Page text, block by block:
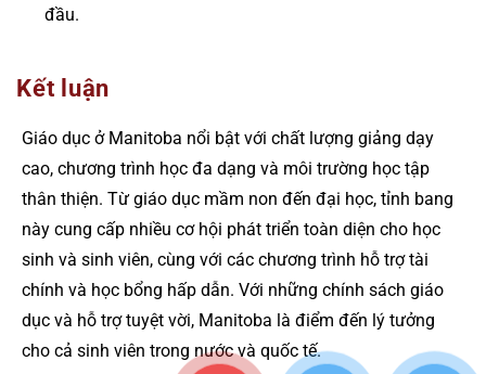
đầu.
Kết luận
Giáo dục ở Manitoba nổi bật với chất lượng giảng dạy
cao, chương trình học đa dạng và môi trường học tập
thân thiện. Từ giáo dục mầm non đến đại học, tỉnh bang
này cung cấp nhiều cơ hội phát triển toàn diện cho học
sinh và sinh viên, cùng với các chương trình hỗ trợ tài
chính và học bổng hấp dẫn. Với những chính sách giáo
dục và hỗ trợ tuyệt vời, Manitoba là điểm đến lý tưởng
cho cả sinh viên trong nước và quốc tế.